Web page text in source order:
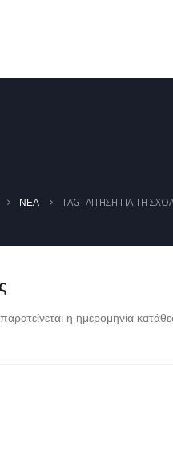
ΝΈΑ TAG -ΑΊΤΗΣΗ ΓΙΑ ΤΗ
η ημερομηνία